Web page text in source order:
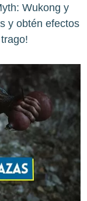
Wukong y
y obtén efectos